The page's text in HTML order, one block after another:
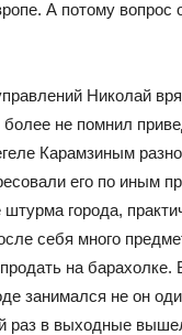
А потому вопрос
Николай
не помнил
Карамзиным
его по
города,
себя много
на
занимался не он
в выходные